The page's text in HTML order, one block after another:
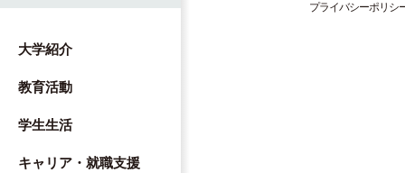
大学紹介
教育活動
学生生活
キャリア・就職支援
プライバシーポリシ